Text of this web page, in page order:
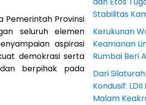
Pemerintah Provinsi
seluruh elemen
aspirasi
demokrasi serta
berpihak pada
Stabilitas
Kerukunan
Keamanan
Rumbai Beri
Dari
Kondusif:
Malam